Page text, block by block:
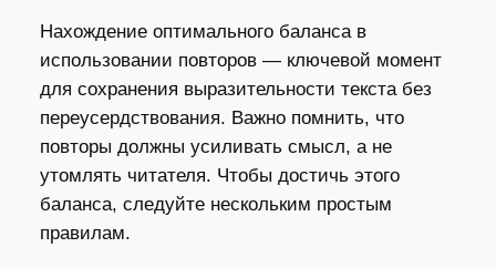
Нахождение оптимального баланса в
использовании повторов — ключевой момент
для сохранения выразительности текста без
переусердствования. Важно помнить, что
повторы должны усиливать смысл, а не
утомлять читателя. Чтобы достичь этого
баланса, следуйте нескольким простым
правилам.